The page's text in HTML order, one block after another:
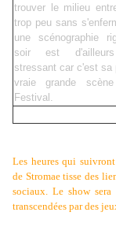
trouver le milieu
trop peu sans
une scénographie
soir est
stressant car c'est sa
vraie grande
Festival.
Les heures qui
de Stromae tisse des
sociaux. Le show sera
transcendées par des